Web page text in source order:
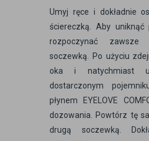
Umyj ręce i dokładnie
ściereczką. Aby uniknąć
rozpoczynać
soczewką. Po użyciu
oka i natychmiast
dostarczonym
płynem EYELOVE
dozowania. Powtórz tę
drugą soczewką.